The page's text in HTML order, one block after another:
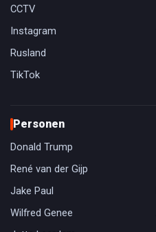
CCTV
Instagram
Rusland
TikTok
Personen
Donald Trump
René van der Gijp
Jake Paul
Wilfred Genee